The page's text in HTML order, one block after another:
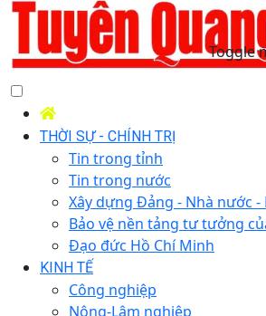
Toggle
THỜI SỰ - CHÍNH TRỊ
Tin trong tỉnh
Tin trong nước
Xây dựng Đảng - Nhà nước -
Bảo vệ nền tảng tư tưởng
Đạo đức Hồ Chí Minh
KINH TẾ
Công nghiệp
Nông-Lâm nghiệp